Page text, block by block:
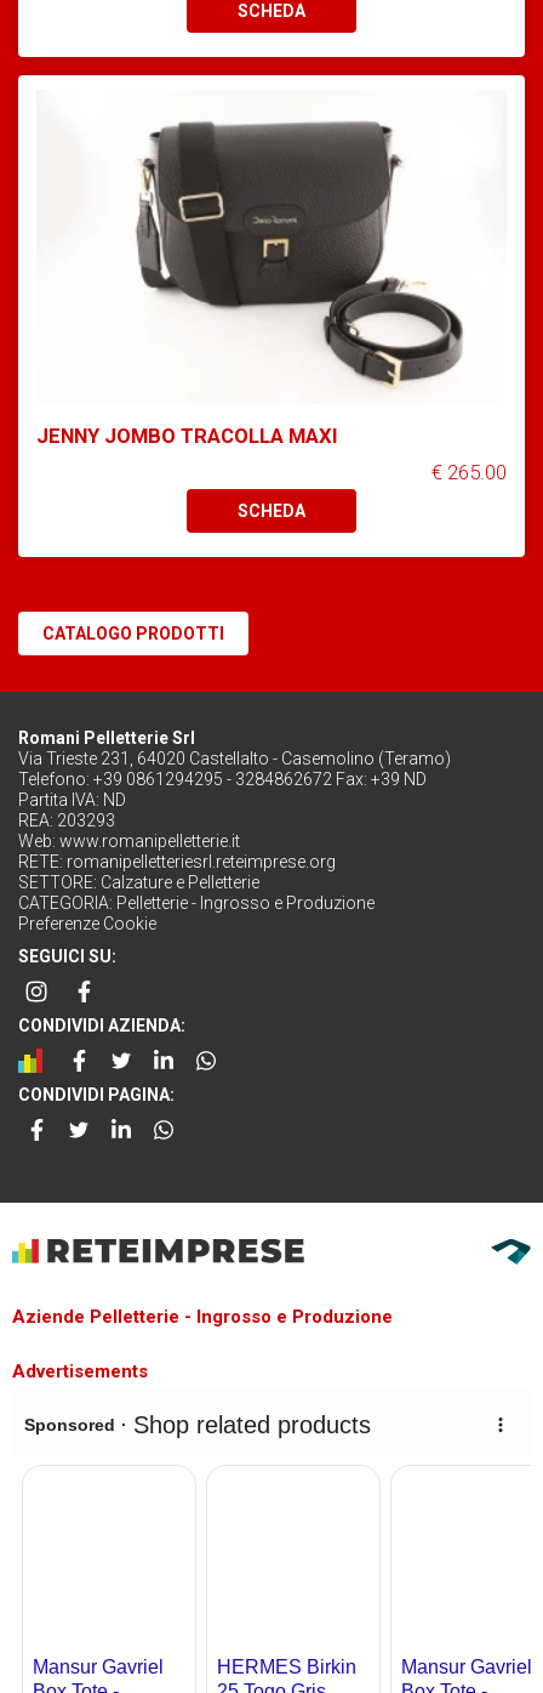
SCHEDA
JENNY JOMBO TRACOLLA MAXI
€ 265.00
SCHEDA
CATALOGO PRODOTTI
Romani Pelletterie Srl
Via Trieste 231, 64020 Castellalto - Casemolino (Teramo)
Telefono: +39 0861294295 - 3284862672 Fax: +39 ND
Partita IVA: ND
REA: 203293
Web: www.romanipelletterie.it
RETE: romanipelletteriesrl.reteimprese.org
SETTORE: Calzature e Pelletterie
CATEGORIA: Pelletterie - Ingrosso e Produzione
Preferenze Cookie
SEGUICI SU:
CONDIVIDI AZIENDA:
CONDIVIDI PAGINA:
Aziende Pelletterie - Ingrosso e Produzione
Advertisements